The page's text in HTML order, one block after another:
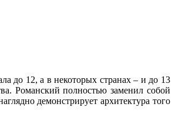
до 12, а в некоторых странах – и до 13
Романский полностью заменил собой
демонстрирует архитектура того